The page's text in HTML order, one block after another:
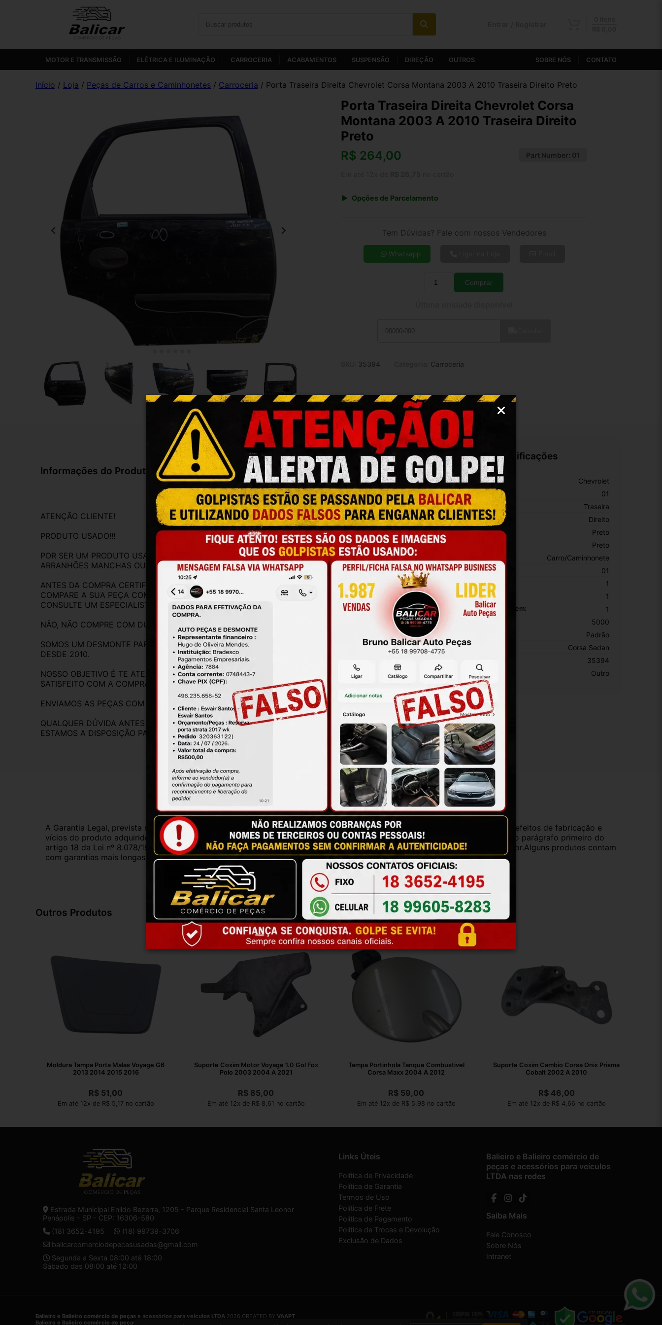
MOTOR E TRANSMISSÃO ELÉTRICA E ILUMINAÇÃO CARROCERIA ACABAMENTOS SUSPENSÃO DIREÇÃO OUTROS SOBRE NÓS CONTATO
Início / Loja / Peças de Carros e Caminhonetes / Carroceria / Porta Traseira Direita Chevrolet Corsa Montana 2003 A 2010 Traseira Direito Preto
Porta Traseira Direita Chevrolet Corsa
Montana 2003 A 2010 Traseira Direito
Preto
R$ 264,00 Part Number: 01
Opções de Parcelamento
7x de R$ 43,27
9x de R$ 34,52
Tem Dúvidas? Fale com nossos Vendedores
Whatsapp
Quantidade
Comprar
35394 Carroceria
Informações do Produto
ATENÇÃO CLIENTE!
PRODUTO USADO!!!
POR SER UM PRODUTO USADO A PEÇA PODE CONTER MARCAS DE USO COMO: RISCOS,
ARRANHÕES MANCHAS OU DESGASTES SUPERFICIAIS.
ANTES DA COMPRA CERTIFIQUE-SE DE QUE ESTÁ COMPRANDO O PRODUTO CORRETO,
COMPARE A SUA PEÇA COM AS FOTOS DESTE ANÚNCIO ANTES DA COMPRA E SEMPRE
CONSULTE UM ESPECIALISTA, COMPARE A NUMERAÇÃO DA SUA PEÇA ANTES DA COMPRA.
NÃO, NÃO COMPRE COM DÚVIDAS E NÃO COMPRE PARA TESTE!
SOMOS UM DESMONTE PARA VEÍCULOS CREDENCIADO NO DETRAN COM LOJA FÍSICA
DESDE 2010.
NOSSO OBJETIVO É TE ATENDER DA MELHOR FORMA POSSÍVEL PARA QUE VOCÊ FIQUE
SATISFEITO COM A COMPRA
ENVIAMOS AS PEÇAS COM NOTA A FISCAL.
QUALQUER DÚVIDA ANTES DA COMPRA, FIQUE A VONTADE PARA FAZER PERGUNTAS,
ESTAMOS A DISPOSIÇÃO PARA RESPONDER.
Especificações
Marca: Chevrolet
Número De Peça: 01
Posição: Traseira
Lado: Direito
Cor: Preto
Cor Principal: Preto
Carro/Caminhonete
OEM: 01
Altura Da Embalagem: 1
Largura Da Embalagem: 1
Comprimento Da Embalagem: 1
Peso Da Embalagem: 5000
Padrão
Modelo: Corsa Sedan
35394
Motivo De GTIN Vacío: Outro
Garantia Certificado de Procedência Troca e Devolução
A Garantia Legal, prevista no Código de Defesa do Consumidor, é de 90 (noventa) dias a partir da data da compra e cobre defeitos de fabricação e
vícios do produto adquirido.Na impossibilidade de reparar o produto, o cliente poderá escolher dentre as opções previstas no parágrafo primeiro do
artigo 18 da Lei nº 8.078/1990, ou, ainda, a utilização do crédito como parte do pagamento de outro produto de valor superior.Alguns produtos contam
com garantias mais longas. Consulte nossos vendedores. A ga...
Ler mais
Outros Produtos
Moldura Tampa Porta Malas Voyage G6
2013 2014 2015 2016
R$ 51,00
Em até 12x de R$ 5,17 no cartão
Suporte Coxim Motor Voyage 1.0 Gol Fox
Polo 2003 2004 A 2021
R$ 85,00
Em até 12x de R$ 8,61 no cartão
Tampa Portinhola Tanque Combustivel
Corsa Maxx 2004 A 2012
R$ 59,00
Em até 12x de R$ 5,98 no cartão
Suporte Coxim Cambio Corsa Onix Prisma
Cobalt 2002 A 2010
R$46,00
Em até 12x de R$ 4,66 no cartão
Estrada Municipal Enildo Bezerra, 1205 - Parque Residencial Santa Leonor
Penápolis - SP - CEP: 16306-580
(18) 3652-4195
(18) 99739-3706
balicarcomerciodepecasusadas@gmail.com
Segunda a Sexta 08:00 até 18:00
Sábado das 08:00 até 12:00
Links Úteis
Política de Privacidade
Política de Garantia
Termos de Uso
Política de Frete
Política de Pagamento
Política de Trocas e Devolução
Exclusão de Dados
Balieiro e Balieiro comércio de
peças e acessórios para veículos
LTDA nas redes
Saiba Mais
Fale Conosco
Sobre Nós
Intranet
Balieiro e Balieiro comércio de peças e acessórios para veículos LTDA 2026 CREATED BY VAAPT
Balieiro e Balieiro comércio de peças e acessórios para veículos LTDA